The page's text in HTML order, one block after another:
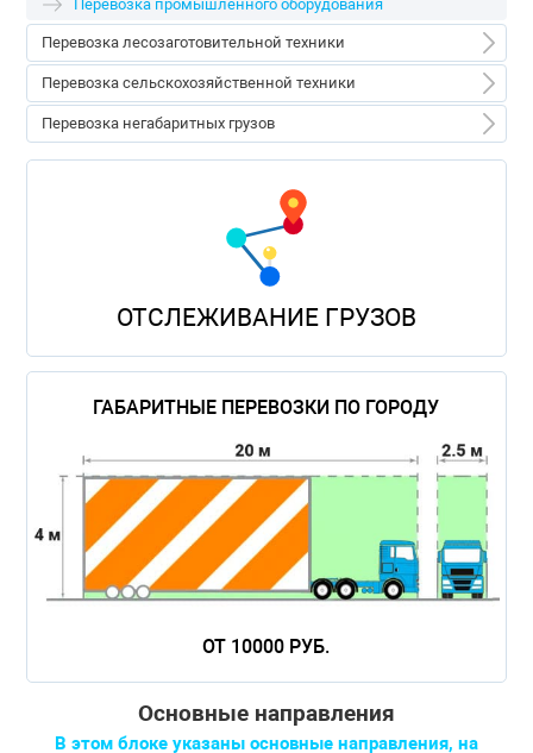
Перевозка дорожной техники
Перевозка промышленного оборудования
Перевозка лесозаготовительной техники
Перевозка лесозаготовительной техники
Перевозка форвардеров
Перевозка харвестеров
Перевозка сельскохозяйственной техники
Перевозка сельскохозяйственной техники
Перевозка негабаритных грузов
Перевозка длинномерных грузов
Перевозка тяжеловесных грузов
Перевозка вертолетов
ОТСЛЕЖИВАНИЕ ГРУЗОВ
ГАБАРИТНЫЕ ПЕРЕВОЗКИ ПО ГОРОДУ
ОТ 10000 РУБ.
Основные направления
В этом блоке указаны основные направления, на